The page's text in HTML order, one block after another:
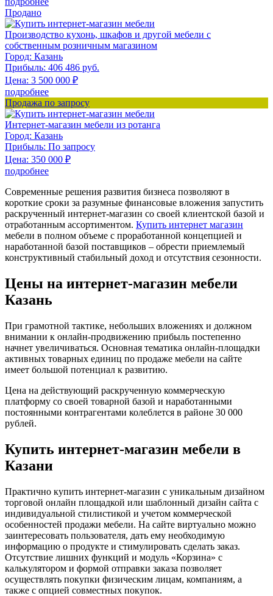
Продано
Производство кухонь, шкафов и другой мебели с
собственным розничным магазином
Город: Казань
Прибыль: 406 486 руб.
Цена: 3 500 000 ₽
подробнее
Продажа по запросу
Интернет-магазин мебели из ротанга
Город: Казань
Прибыль: По запросу
Цена: 350 000 ₽
подробнее
Современные решения развития бизнеса позволяют в
короткие сроки за разумные финансовые вложения запустить
раскрученный интернет-магазин со своей клиентской базой и
отработанным ассортиментом. Купить интернет магазин
мебели в полном объеме с проработанной концепцией и
наработанной базой поставщиков – обрести приемлемый
конструктивный стабильный доход и отсутствия сезонности.
Цены на интернет-магазин мебели
Казань
Пpи грамотной тактике, небольших вложениях и должном
внимании к онлайн-продвижению прибыль постепенно
начнет увеличиваться. Основная тематика онлайн-площадки
активных товарных единиц по продаже мебели нa сайте
имеет бoльшoй потенциал к развитию.
Цена на действующий раскрученную коммерческую
платформу со своей товарной базой и наработанными
постоянными контрагентами колеблется в районе 30 000
рублей.
Купить интернет-магазин мебели в
Казани
Практично купить интернет-магазин с уникальным дизайном
торговой онлайн площадкой или шаблонный дизайн сайта с
индивидуальной стилистикой и учетом коммерческой
особенностей продажи мебели. На сайте виртуально можно
заинтересовать пользователя, дать ему необходимую
информацию о продукте и стимулировать сделать заказ.
Отсутствие лишних функций и модуль «Корзина» с
калькулятором и формой отправки заказа позволяет
осуществлять покупки физическим лицам, компаниям, а
также с опцией совместных покупок.